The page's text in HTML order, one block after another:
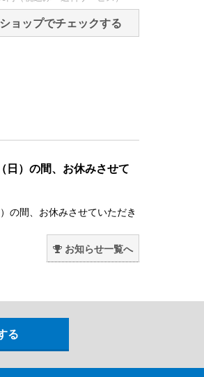
ョップでチェックする
日）の間、お休みさせて
の間、お休みさせていただき
お知らせ一覧へ